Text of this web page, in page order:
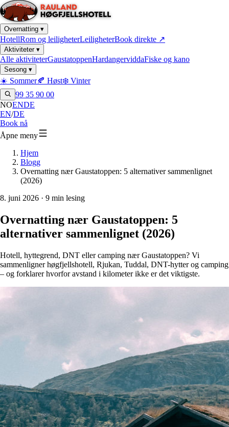
Overnatting ▾
HotellRom og leiligheterLeiligheterBook direkte ↗
Aktiviteter▾
Alle aktiviteterGaustatoppenHardangerviddaFiske og kano
Sesong ▾
☀️ Sommer🍂 Høst❄️ Vinter
99 35 90 00
NOENDE
EN/DE
Book nå
Åpne meny
Hjem
Blogg
Overnatting nær Gaustatoppen: 5 alternativer sammenlignet
(2026)
8. juni 2026 · 9 min lesing
Overnatting nær Gaustatoppen: 5
alternativer sammenlignet (2026)
Hotell, hyttegrend, DNT eller camping nær Gaustatoppen? Vi
sammenligner høgfjellshotell, Rjukan, Tuddal, DNT-hytter og camping
– og forklarer hvorfor avstand i kilometer ikke er det viktigste.